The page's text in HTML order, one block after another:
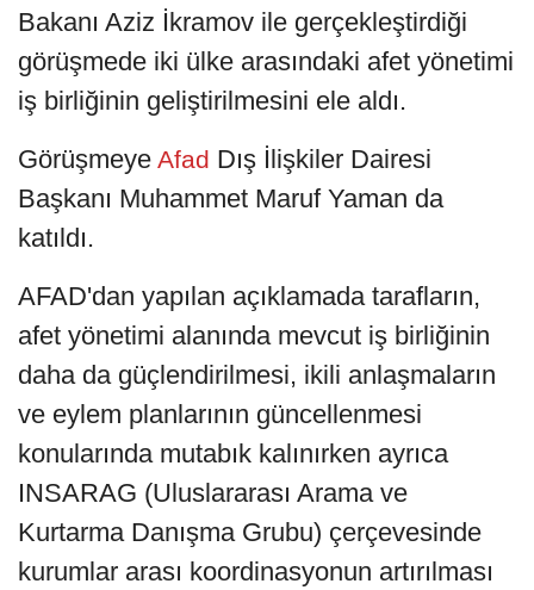
Bakanı Aziz İkramov ile gerçekleştirdiği
görüşmede iki ülke arasındaki afet yönetimi
iş birliğinin geliştirilmesini ele aldı.
Görüşmeye Afad Dış İlişkiler Dairesi
Başkanı Muhammet Maruf Yaman da
katıldı.
AFAD'dan yapılan açıklamada tarafların,
afet yönetimi alanında mevcut iş birliğinin
daha da güçlendirilmesi, ikili anlaşmaların
ve eylem planlarının güncellenmesi
konularında mutabık kalınırken ayrıca
INSARAG (Uluslararası Arama ve
Kurtarma Danışma Grubu) çerçevesinde
kurumlar arası koordinasyonun artırılması